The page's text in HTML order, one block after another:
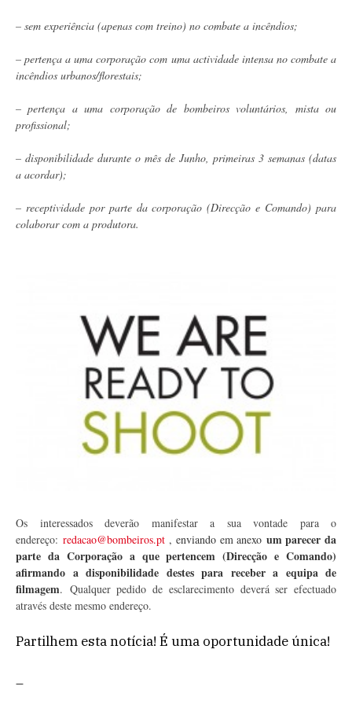
– sem experiência (apenas com treino) no combate a incêndios;
– pertença a uma corporação com uma actividade intensa no combate a
incêndios urbanos/florestais;
– pertença a uma corporação de bombeiros voluntários, mista ou
profissional;
– disponibilidade durante o mês de Junho, primeiras 3 semanas (datas
a acordar);
– receptividade por parte da corporação (Direcção e Comando) para
colaborar com a produtora.
Os interessados deverão manifestar a sua vontade para o
endereço: redacao@bombeiros.pt , enviando em anexo um parecer da
parte da Corporação a que pertencem (Direcção e Comando)
afirmando a disponibilidade destes para receber a equipa de
filmagem. Qualquer pedido de esclarecimento deverá ser efectuado
através deste mesmo endereço.
Partilhem esta notícia! É uma oportunidade única!
–